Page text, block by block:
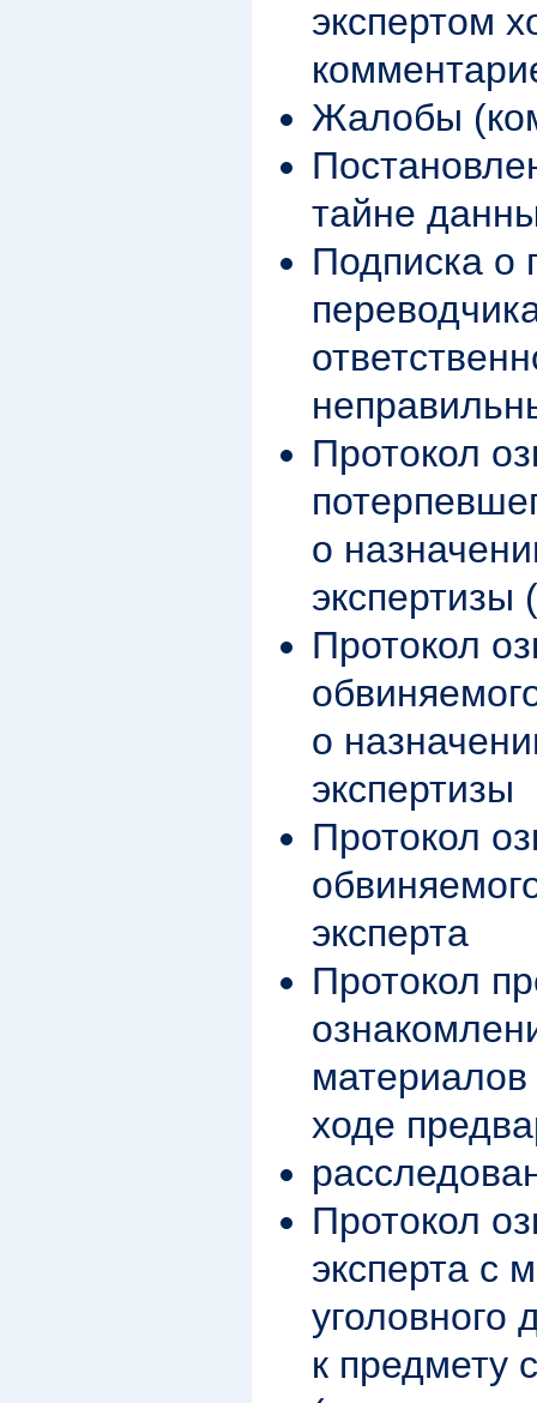
экспертом
Жалобы
тайне
Подписка о
Протокол
о
Протокол
о
экспертизы
Протокол
эксперта
Протокол
материалов
ходе
Протокол
эксперта с
уголовного
к предмету